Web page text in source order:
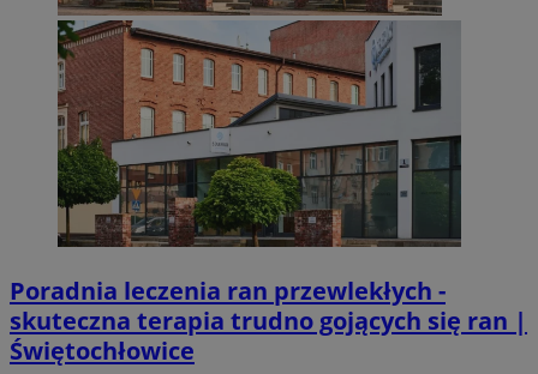
Poradnia leczenia ran przewlekłych -
skuteczna terapia trudno gojących się ran |
Świętochłowice
INGRESSCOOKIE
NGINX Inc.
bh.contextweb.com
euds .rfihub.com